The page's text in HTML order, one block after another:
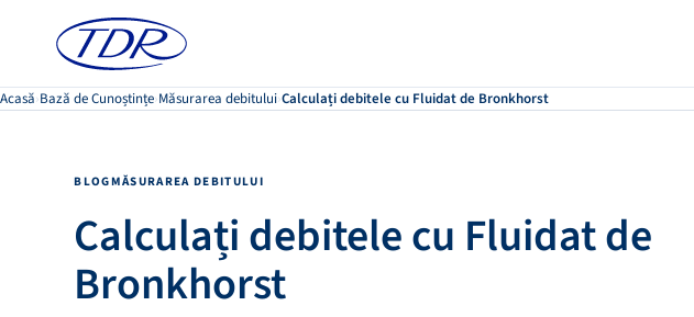
Acasă›Bază de Cunoștințe›Măsurarea debitului›Calculați debitele cu Fluidat de Bronkhorst
BLOGMĂSURAREA DEBITULUI
Calculați debitele cu Fluidat de
Bronkhorst